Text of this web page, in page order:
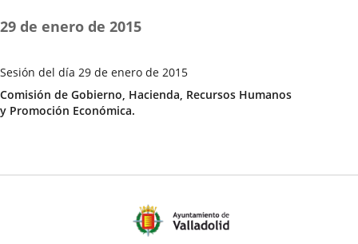
Sesión del día 29 de enero de 2015
Fecha
de
la
29 de enero de 2015
Categoría
Comisión de Gobierno, Hacienda, Recursos Humanos
y Promoción Económica.